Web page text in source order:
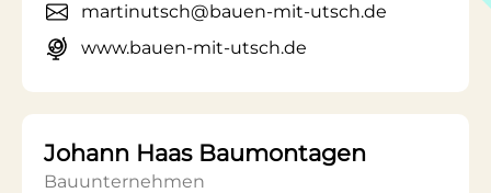
martinutsch@bauen-mit-utsch.de
www.bauen-mit-utsch.de
Johann Haas Baumontagen
Bauunternehmen